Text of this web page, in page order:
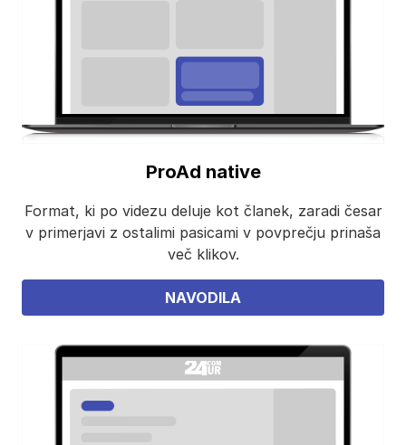
ProAd native
Format, ki po videzu deluje kot članek, zaradi česar
v primerjavi z ostalimi pasicami v povprečju prinaša
več klikov.
NAVODILA